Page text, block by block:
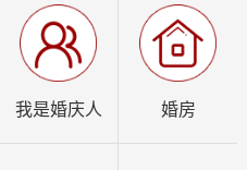
我是婚庆人 婚房